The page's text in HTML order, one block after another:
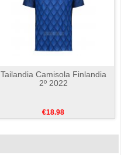
Tailandia Camisola Finlandia
2º 2022
€18.98